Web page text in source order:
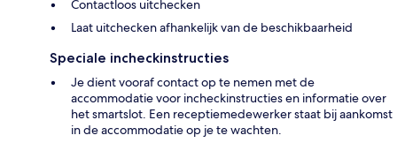
Contactloos uitchecken
Laat uitchecken afhankelijk van de beschikbaarheid
Speciale incheckinstructies
Je dient vooraf contact op te nemen met de
accommodatie voor incheckinstructies en informatie over
het smartslot. Een receptiemedewerker staat bij aankomst
in de accommodatie op je te wachten.